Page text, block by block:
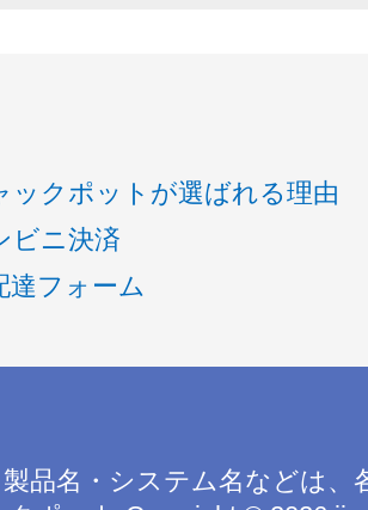
ックポットが選ばれる理由
ビニ決済
達フォーム
品名・システム名などは、